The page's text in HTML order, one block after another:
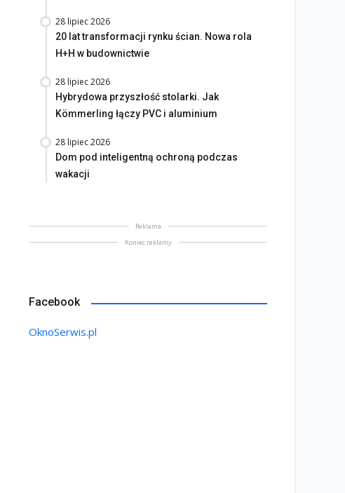
28 lipiec 2026
20 lat transformacji rynku ścian. Nowa rola
H+H w budownictwie
28 lipiec 2026
Hybrydowa przyszłość stolarki. Jak
Kömmerling łączy PVC i aluminium
28 lipiec 2026
Dom pod inteligentną ochroną podczas
wakacji
Reklama
Koniec reklamy
Facebook
OknoSerwis.pl